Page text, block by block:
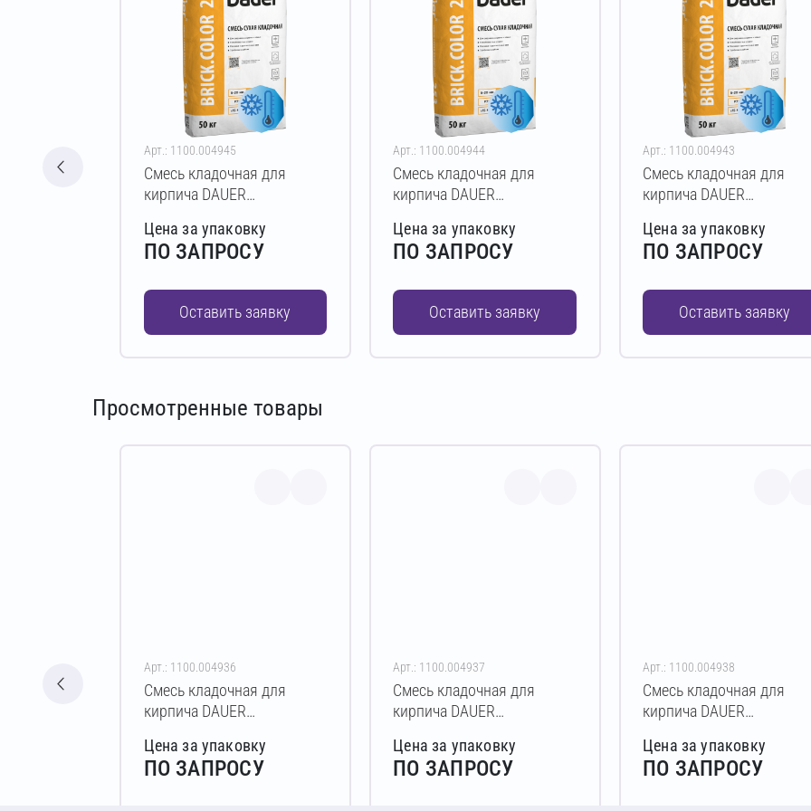
Арт.: 1100.004945
Смесь кладочная для
кирпича DAUER
50 кг (шоколадный)
Цена за упаковку
ПО ЗАПРОСУ
Оставить заявку
Арт.: 1100.004944
Смесь кладочная для
кирпича DAUER
50 кг (темно-коричневый)
Цена за упаковку
ПО ЗАПРОСУ
Оставить заявку
Арт.: 1100.004943
Смесь кладочная для
кирпича DAUER
50 кг (коричневый)
Цена за упаковку
ПО ЗАПРОСУ
Оставить заявку
Просмотренные товары
Арт.: 1100.004936
Смесь кладочная для
кирпича DAUER
50 кг (светло-бежевый)
Цена за упаковку
ПО ЗАПРОСУ
Арт.: 1100.004937
Смесь кладочная для
кирпича DAUER
50 кг (пудра)
Цена за упаковку
ПО ЗАПРОСУ
Арт.: 1100.004938
Смесь кладочная для
кирпича DAUER
50 кг (кремовый)
Цена за упаковку
ПО ЗАПРОСУ